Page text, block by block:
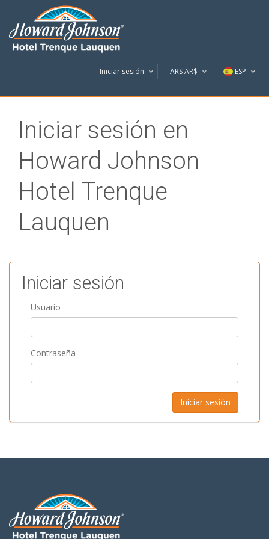
Iniciar sesión ARS AR$
U$S
ESP
Iniciar sesión en
Howard Johnson
Hotel Trenque
Lauquen
Iniciar sesión
Usuario
Contraseña